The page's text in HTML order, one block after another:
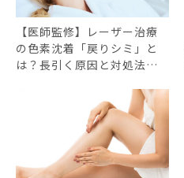
【医師監修】レーザー治療
の色素沈着「戻りシミ」と
は？長引く原因と対処法…